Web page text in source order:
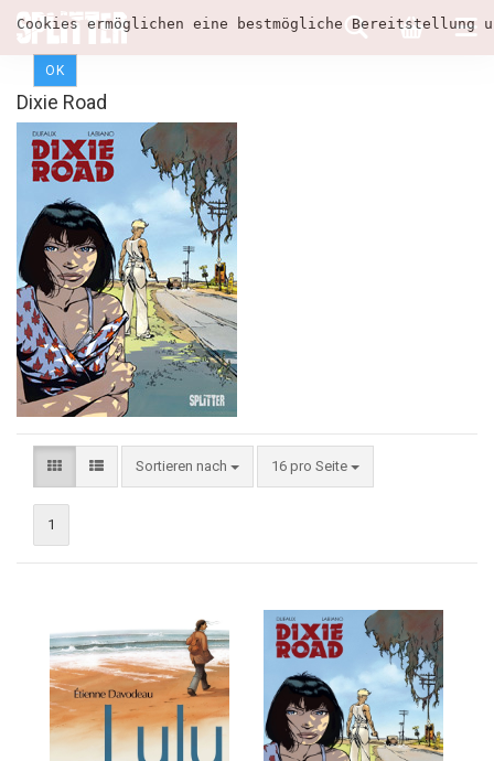
Cookies ermöglichen eine bestmögliche
OK
Dixie Road
Sortieren nach 16 pro Seite
1